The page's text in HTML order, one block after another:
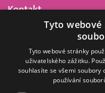
Kontakt
Barrandov Televizní Studio,
Kříženeckého nám. 322
152 00 Praha 5
IČ 416 93 311
Tyto
Tyto webové stránky
uživatelského zážitku.
souhlasíte se všemi soubory
používání